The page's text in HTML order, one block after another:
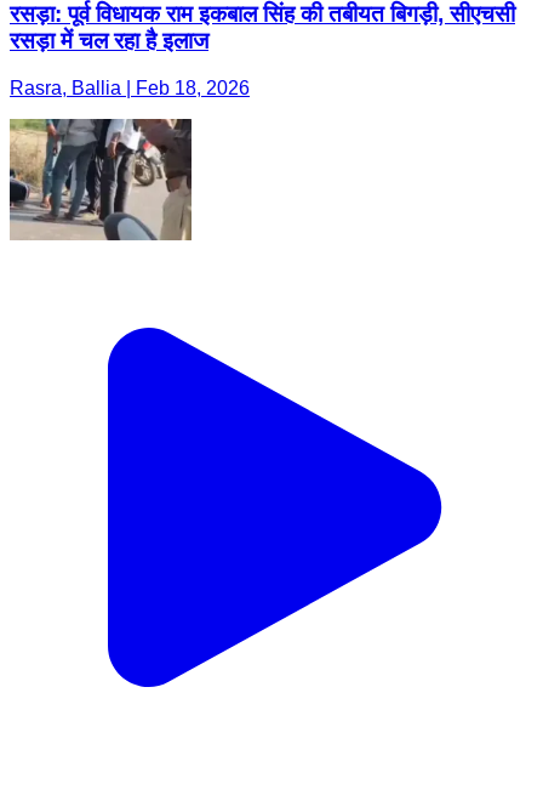
रसड़ा: पूर्व विधायक राम इकबाल सिंह की तबीयत बिगड़ी, सीएचसी
रसड़ा में चल रहा है इलाज
Rasra, Ballia | Feb 18, 2026